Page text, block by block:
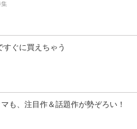
集
すぐに買えちゃう
も、注目作＆話題作が勢ぞろい！